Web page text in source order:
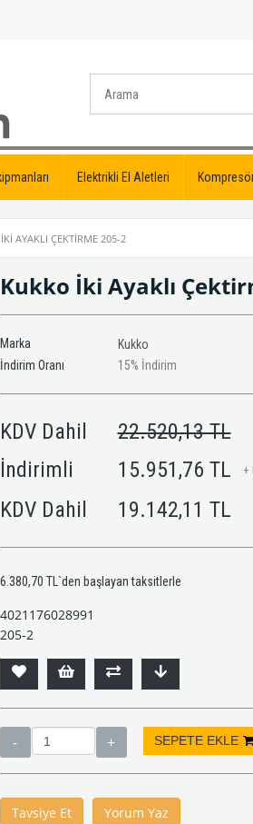
Elektrikli El Aletleri
AYAKLI ÇEKTIRME 205-2
Kukko İki Ayaklı
Marka
Kukko
İndirim Oranı
%
15 İndirim
KDV Dahil
22.520,13 TL
İndirimli
15.951,76 TL +
KDV Dahil 19.142,11 TL
6.380,70 TL `den başlayan taksitlerle
4021176028991
205-2
Tavsiye Et Yorum Yaz